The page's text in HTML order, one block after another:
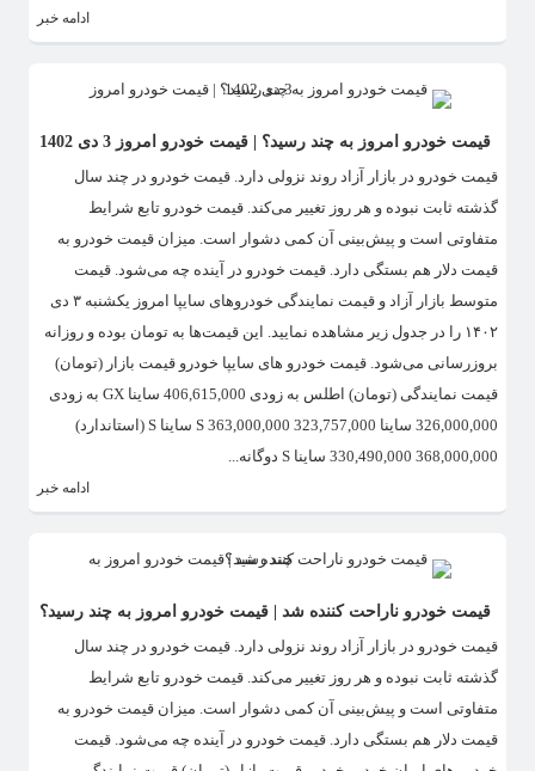
ادامه خبر
قیمت خودرو امروز به چند رسید؟ | قیمت خودرو امروز 3 دی 1402
قیمت خودرو در بازار آزاد روند نزولی دارد. قیمت خودرو در چند سال
گذشته ثابت نبوده و هر روز تغییر می‌کند. قیمت خودرو تابع شرایط
متفاوتی است و پیش‌بینی آن کمی دشوار است. میزان قیمت خودرو به
قیمت دلار هم بستگی دارد. قیمت خودرو در آینده چه می‌شود. قیمت
متوسط بازار آزاد و قیمت نمایندگی خودرو‌های سایپا امروز یکشنبه ۳ دی
۱۴۰۲ را در جدول زیر مشاهده نمایید. این قیمت‌ها به تومان بوده و روزانه
بروزرسانی می‌شود. قیمت خودرو های سایپا خودرو قیمت بازار (تومان)
قیمت نمایندگی (تومان) اطلس به زودی 406,615,000 ساینا GX به زودی
326,000,000 ساینا S 363,000,000 323,757,000 ساینا S (استاندارد)
368,000,000 330,490,000 ساینا S دوگانه...
ادامه خبر
قیمت خودرو ناراحت کننده شد | قیمت خودرو امروز به چند رسید؟
قیمت خودرو در بازار آزاد روند نزولی دارد. قیمت خودرو در چند سال
گذشته ثابت نبوده و هر روز تغییر می‌کند. قیمت خودرو تابع شرایط
متفاوتی است و پیش‌بینی آن کمی دشوار است. میزان قیمت خودرو به
قیمت دلار هم بستگی دارد. قیمت خودرو در آینده چه می‌شود. قیمت